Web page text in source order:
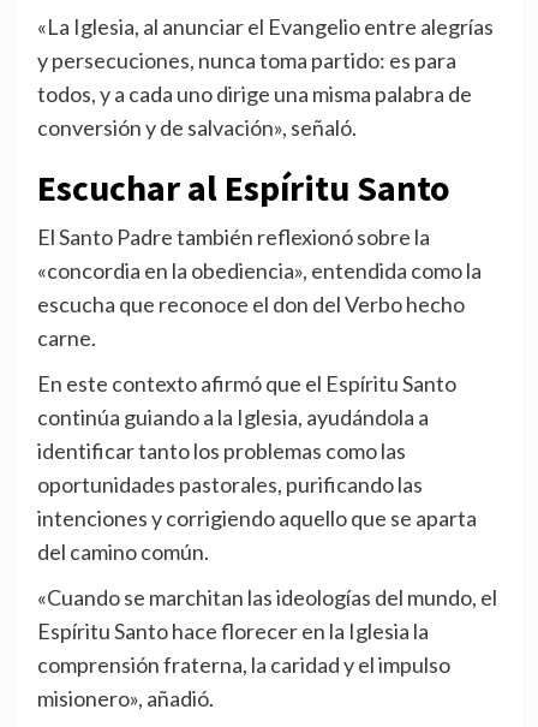
«La Iglesia, al anunciar el Evangelio entre alegrías
y persecuciones, nunca toma partido: es para
todos, y a cada uno dirige una misma palabra de
conversión y de salvación», señaló.
Escuchar al Espíritu Santo
El Santo Padre también reflexionó sobre la
«concordia en la obediencia», entendida como la
escucha que reconoce el don del Verbo hecho
carne.
En este contexto afirmó que el Espíritu Santo
continúa guiando a la Iglesia, ayudándola a
identificar tanto los problemas como las
oportunidades pastorales, purificando las
intenciones y corrigiendo aquello que se aparta
del camino común.
«Cuando se marchitan las ideologías del mundo, el
Espíritu Santo hace florecer en la Iglesia la
comprensión fraterna, la caridad y el impulso
misionero», añadió.